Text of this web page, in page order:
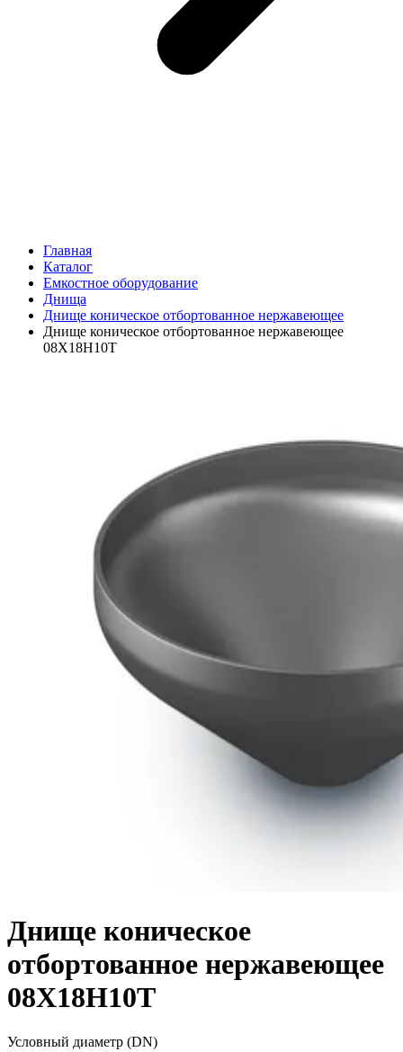
Главная
Каталог
Емкостное оборудование
Днища
Днище коническое отбортованное нержавеющее
Днище коническое отбортованное нержавеющее
08Х18Н10Т
Днище коническое
отбортованное нержавеющее
08Х18Н10Т
Условный диаметр (DN)